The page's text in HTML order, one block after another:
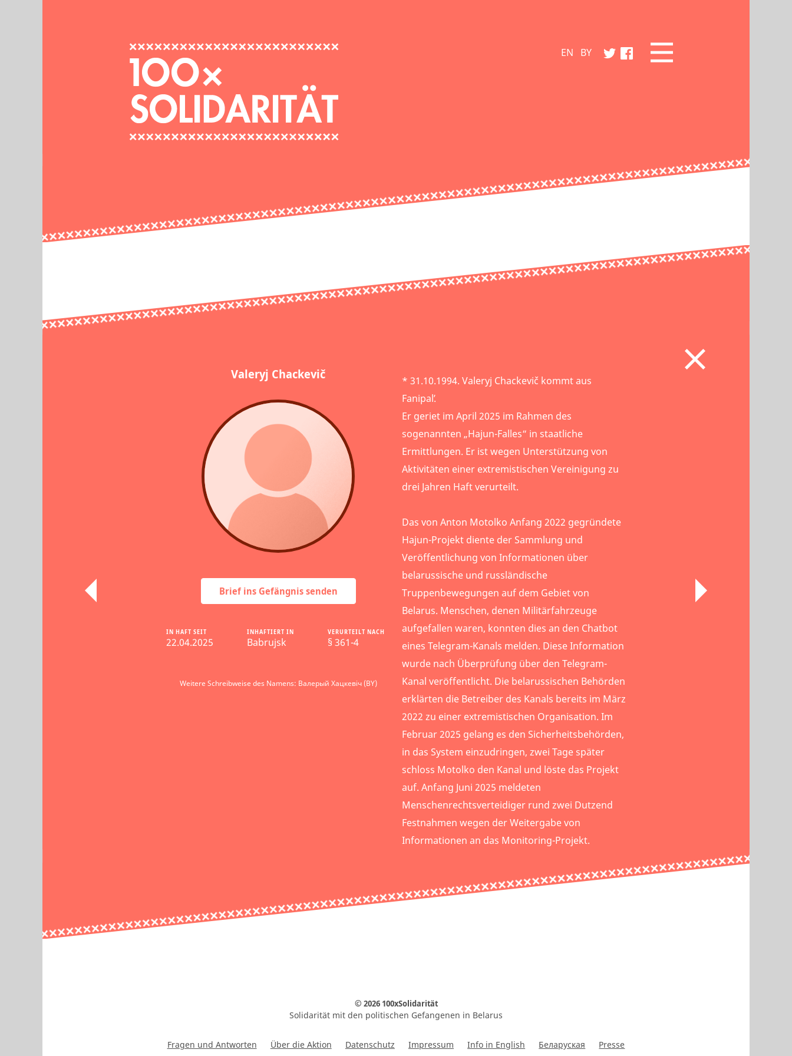
EN BY
Valeryj Chackevič
Brief ins Gefängnis senden
IN HAFT SEIT
22.04.2025
INHAFTIERT IN
Babrujsk
VERURTEILT NACH
§ 361-4
Weitere Schreibweise des Namens: Валерый Хацкевіч (BY)
* 31.10.1994. Valeryj Chackevič kommt aus
Fanipalʹ.
Er geriet im April 2025 im Rahmen des
sogenannten „Hajun-Falles“ in staatliche
Ermittlungen. Er ist wegen Unterstützung von
Aktivitäten einer extremistischen Vereinigung zu
drei Jahren Haft verurteilt.
Das von Anton Motolko Anfang 2022 gegründete
Hajun-Projekt diente der Sammlung und
Veröffentlichung von Informationen über
belarussische und russländische
Truppenbewegungen auf dem Gebiet von
Belarus. Menschen, denen Militärfahrzeuge
aufgefallen waren, konnten dies an den Chatbot
eines Telegram-Kanals melden. Diese Information
wurde nach Überprüfung über den Telegram-
Kanal veröffentlicht. Die belarussischen Behörden
erklärten die Betreiber des Kanals bereits im März
2022 zu einer extremistischen Organisation. Im
Februar 2025 gelang es den Sicherheitsbehörden,
in das System einzudringen, zwei Tage später
schloss Motolko den Kanal und löste das Projekt
auf. Anfang Juni 2025 meldeten
Menschenrechtsverteidiger rund zwei Dutzend
Festnahmen wegen der Weitergabe von
Informationen an das Monitoring-Projekt.
© 2026 100xSolidarität
Solidarität mit den politischen Gefangenen in Belarus
Fragen und Antworten Über die Aktion Datenschutz Impressum Info in English Беларуская Presse